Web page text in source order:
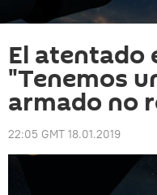
El atentado
"Tenemos
armado no
22:05 GMT 18.01.2019